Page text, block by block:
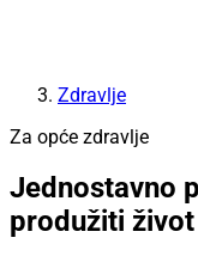
Zdravlje
Za opće zdravlje
Jednostavno
produžiti život